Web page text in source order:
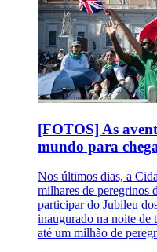
[FOTOS] As
mundo para
Nos últimos dias, a
milhares de peregrinos
participar do Jubileu
inaugurado na noite de
até um milhão de